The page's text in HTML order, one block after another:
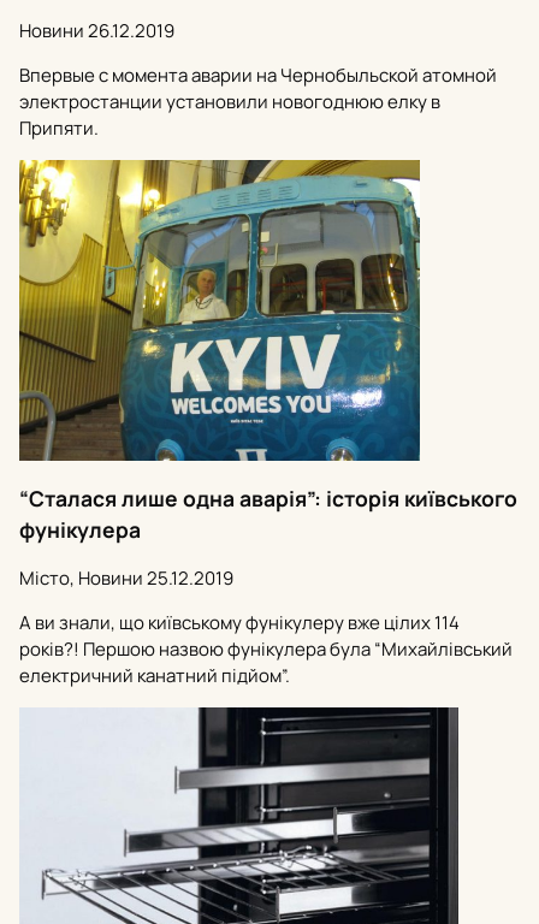
Новини26.12.2019
Впервые с момента аварии на Чернобыльской атомной
электростанции установили новогоднюю елку в
Припяти.
“Сталася лише одна аварія”: історія київського
фунікулера
Місто, Новини25.12.2019
А ви знали, що київському фунікулеру вже цілих 114
років?! Першою назвою фунікулера була “Михайлівський
електричний канатний підйом”.